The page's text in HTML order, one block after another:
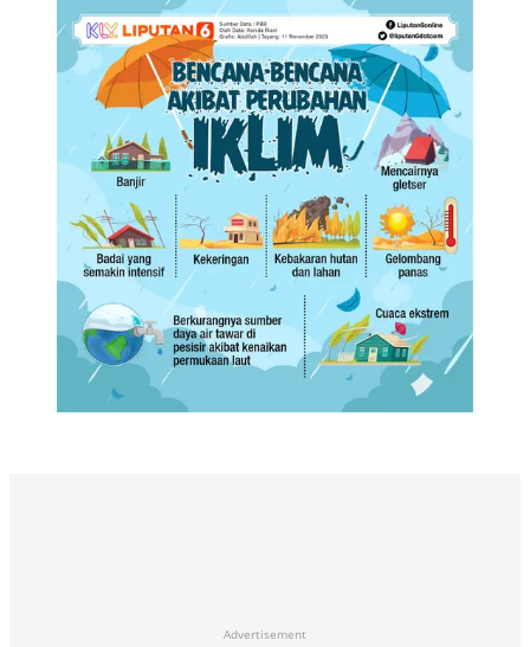
Infografis Bencana-Bencana Akibat Perubahan Iklim.
(Liputan6.com/Abdillah)
Advertisement